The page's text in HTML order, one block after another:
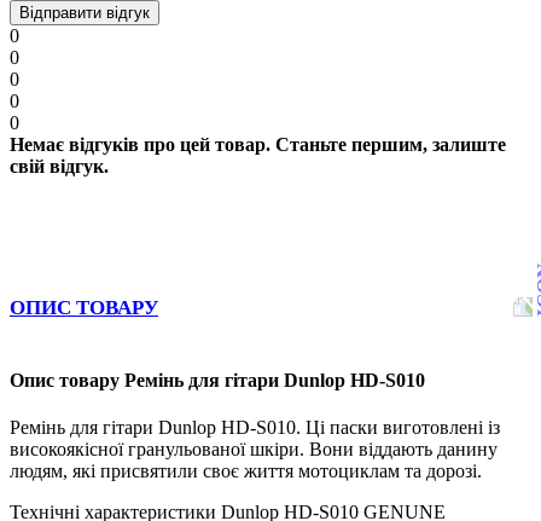
Відправити відгук
0
0
0
0
0
Немає відгуків про цей товар. Станьте першим, залиште
свій відгук.
ОПИС ТОВАРУ
Опис товару Ремінь для гітари Dunlop НD-S010
Ремінь для гітари Dunlop НD-S010. Ці паски виготовлені із
високоякісної гранульованої шкіри. Вони віддають данину
людям, які присвятили своє життя мотоциклам та дорозі.
Технічні характеристики Dunlop НD-S010 GENUNE